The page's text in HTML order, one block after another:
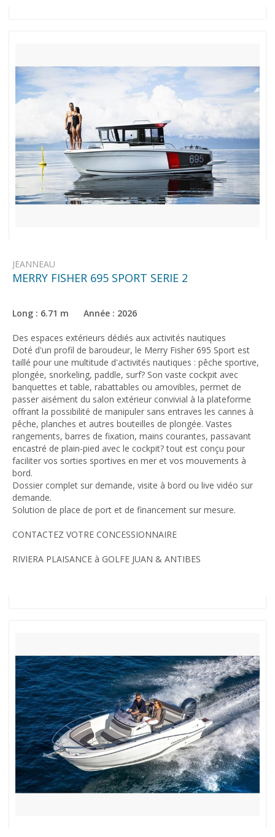
JEANNEAU
MERRY FISHER 695 SPORT SERIE 2
Long : 6.71 m Année : 2026
Des espaces extérieurs dédiés aux activités nautiques
Doté d'un profil de baroudeur, le Merry Fisher 695 Sport est
taillé pour une multitude d'activités nautiques : pêche sportive,
plongée, snorkeling, paddle, surf? Son vaste cockpit avec
banquettes et table, rabattables ou amovibles, permet de
passer aisément du salon extérieur convivial à la plateforme
offrant la possibilité de manipuler sans entraves les cannes à
pêche, planches et autres bouteilles de plongée. Vastes
rangements, barres de fixation, mains courantes, passavant
encastré de plain-pied avec le cockpit? tout est conçu pour
faciliter vos sorties sportives en mer et vos mouvements à
bord.
Dossier complet sur demande, visite à bord ou live vidéo sur
demande.
Solution de place de port et de financement sur mesure.
CONTACTEZ VOTRE CONCESSIONNAIRE
RIVIERA PLAISANCE à GOLFE JUAN & ANTIBES